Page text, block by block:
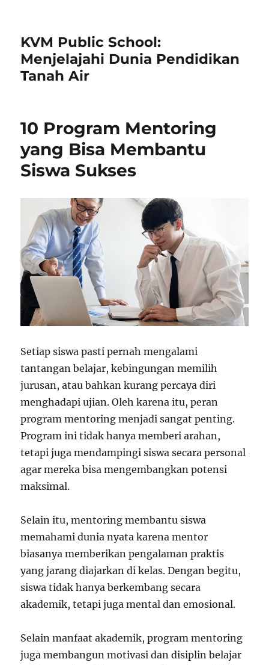
KVM Public School:
Menjelajahi Dunia Pendidikan
Tanah Air
10 Program Mentoring
yang Bisa Membantu
Siswa Sukses
Setiap siswa pasti pernah mengalami
tantangan belajar, kebingungan memilih
jurusan, atau bahkan kurang percaya diri
menghadapi ujian. Oleh karena itu, peran
program mentoring menjadi sangat penting.
Program ini tidak hanya memberi arahan,
tetapi juga mendampingi siswa secara personal
agar mereka bisa mengembangkan potensi
maksimal.
Selain itu, mentoring membantu siswa
memahami dunia nyata karena mentor
biasanya memberikan pengalaman praktis
yang jarang diajarkan di kelas. Dengan begitu,
siswa tidak hanya berkembang secara
akademik, tetapi juga mental dan emosional.
Selain manfaat akademik, program mentoring
juga membangun motivasi dan disiplin belajar